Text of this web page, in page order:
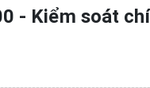
- Kiểm soát